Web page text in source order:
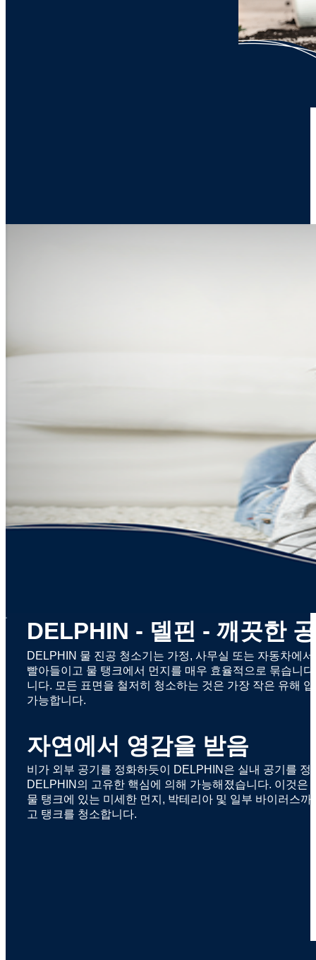
x
DELPHIN - 델핀 - 깨끗한
DELPHIN 물 진공 청소기는 가정, 사무실 또는 자동차에
빨아들이고 물 탱크에서 먼지를 매우 효율적으로 묶습니
니다. 모든 표면을 철저히 청소하는 것은 가장 작은 유해
가능합니다.
자연에서 영감을 받음
비가 외부 공기를 정화하듯이 DELPHIN은 실내 공기를
DELPHIN의 고유한 핵심에 의해 가능해졌습니다. 이것
물 탱크에 있는 미세한 먼지, 박테리아 및 일부 바이러스
고 탱크를 청소합니다.